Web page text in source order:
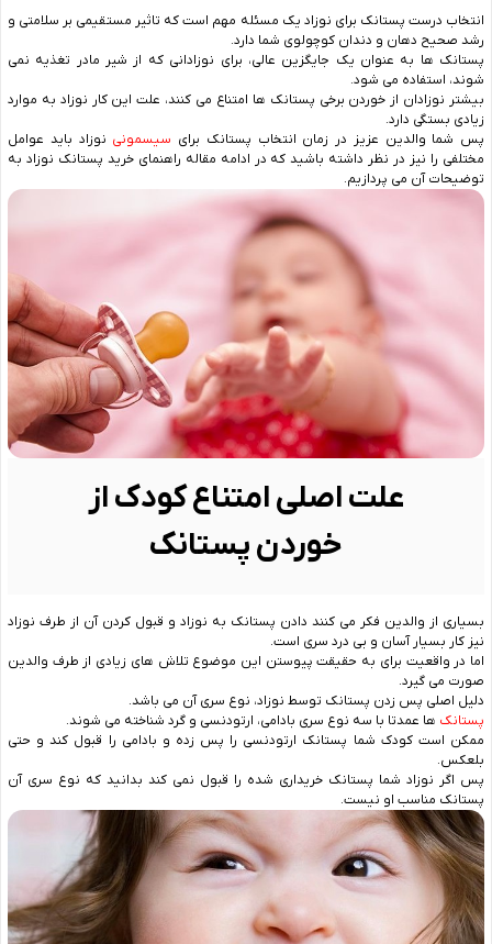
انتخاب درست پستانک برای نوزاد یک مسئله مهم است که تاثیر مستقیمی بر سلامتی و
رشد صحیح دهان و دندان کوچولوی شما دارد.
پستانک ها به عنوان یک جایگزین عالی، برای نوزادانی که از شیر مادر تغذیه نمی
شوند، استفاده می شود.
بیشتر نوزادان از خوردن برخی پستانک ها امتناع می کنند، علت این کار نوزاد به موارد
زیادی بستگی دارد.
پس شما والدین عزیز در زمان انتخاب پستانک برای سیسمونی نوزاد باید عوامل
مختلفی را نیز در نظر داشته باشید که در ادامه مقاله راهنمای خرید پستانک نوزاد به
توضیحات آن می پردازیم.
علت اصلی امتناع کودک از
خوردن پستانک
بسیاری از والدین فکر می کنند دادن پستانک به نوزاد و قبول کردن آن از طرف نوزاد
نیز کار بسیار آسان و بی درد سری است.
اما در واقعیت برای به حقیقت پیوستن این موضوع تلاش های زیادی از طرف والدین
صورت می گیرد.
دلیل اصلی پس زدن پستانک توسط نوزاد، نوع سری آن می باشد.
پستانک ها عمدتا با سه نوع سری بادامی، ارتودنسی و گرد شناخته می شوند.
ممکن است کودک شما پستانک ارتودنسی را پس زده و بادامی را قبول کند و حتی
بلعکس.
پس اگر نوزاد شما پستانک خریداری شده را قبول نمی کند بدانید که نوع سری آن
پستانک مناسب او نیست.